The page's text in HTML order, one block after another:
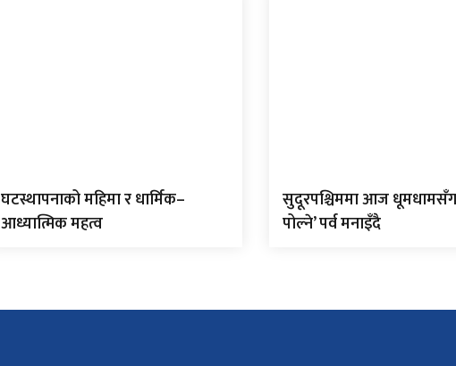
घटस्थापनाको महिमा र धार्मिक–
आध्यात्मिक महत्व
सुदूरपश्चिममा आज धूमधामसँग
पोल्ने’ पर्व मनाइँदै